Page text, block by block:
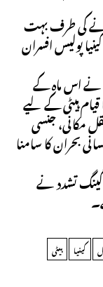
کی طرف بہت
رفت کی ہے اور اب تک صرف 400 کینیا پولیس افسران
نے اس ماہ کے
ہیٹی کے لیے
مکانی، جنسی
بحران کا سامنا
گینگ تشدد نے
کینیا ہیٹی